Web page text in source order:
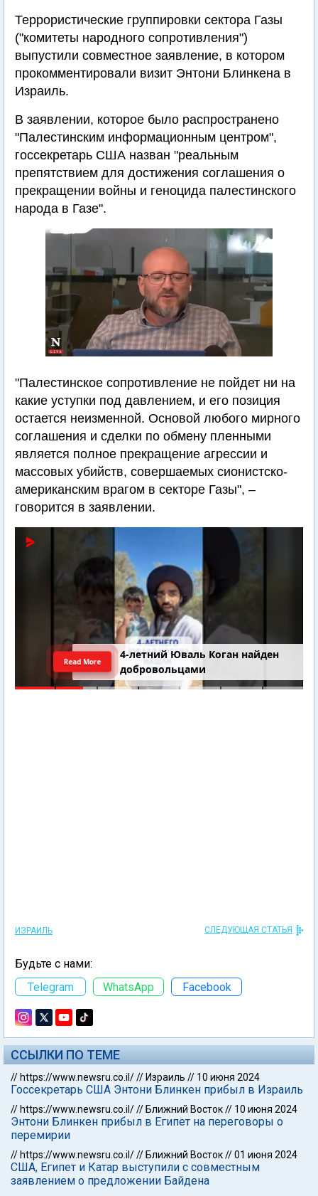
Террористические группировки сектора Газы
("комитеты народного сопротивления")
выпустили совместное заявление, в котором
прокомментировали визит Энтони Блинкена в
Израиль.
В заявлении, которое было распространено
"Палестинским информационным центром",
госсекретарь США назван "реальным
препятствием для достижения соглашения о
прекращении войны и геноцида палестинского
народа в Газе".
"Палестинское сопротивление не пойдет ни на
какие уступки под давлением, и его позиция
остается неизменной. Основой любого мирного
соглашения и сделки по обмену пленными
является полное прекращение агрессии и
массовых убийств, совершаемых сионистско-
американским врагом в секторе Газы", –
говорится в заявлении.
4-летний Юваль Коган найден
добровольцами
Read More
ИЗРАИЛЬ СЛЕДУЮЩАЯ СТАТЬЯ
Будьте с нами:
Telegram
WhatsApp Facebook
ССЫЛКИ ПО ТЕМЕ
// https://www.newsru.co.il/// Израиль // 10 июня 2024
Госсекретарь США Энтони Блинкен прибыл в Израиль
// https://www.newsru.co.il/// Ближний Восток// 10 июня 2024
Энтони Блинкен прибыл в Египет на переговоры о
перемирии
// https://www.newsru.co.il/// Ближний Восток//01 июня 2024
США, Египет и Катар выступили с совместным
заявлением о предложении Байдена